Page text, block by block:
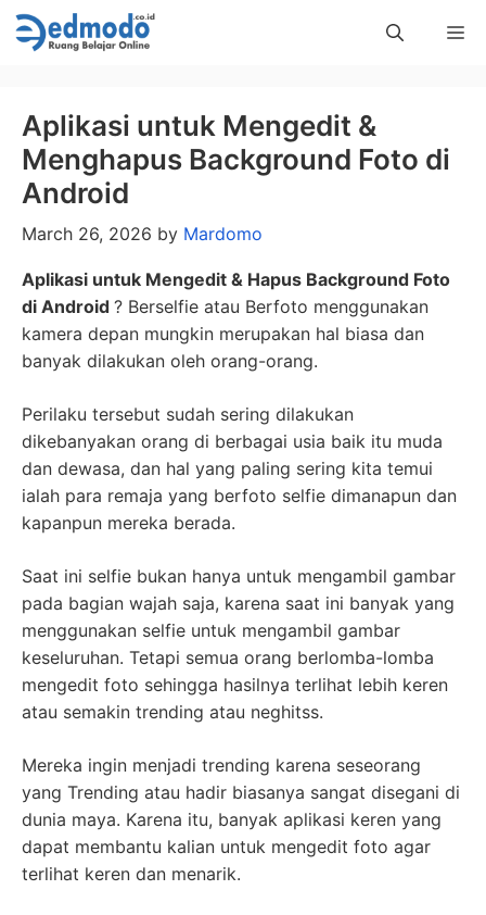
Skip
to
Aplikasi untuk Mengedit &
Menghapus Background Foto di
Android
March 26, 2026 by Mardomo
Aplikasi untuk Mengedit & Hapus Background Foto
di Android ? Berselfie atau Berfoto menggunakan
kamera depan mungkin merupakan hal biasa dan
banyak dilakukan oleh orang-orang.
Perilaku tersebut sudah sering dilakukan
dikebanyakan orang di berbagai usia baik itu muda
dan dewasa, dan hal yang paling sering kita temui
ialah para remaja yang berfoto selfie dimanapun dan
kapanpun mereka berada.
Saat ini selfie bukan hanya untuk mengambil gambar
pada bagian wajah saja, karena saat ini banyak yang
menggunakan selfie untuk mengambil gambar
keseluruhan. Tetapi semua orang berlomba-lomba
mengedit foto sehingga hasilnya terlihat lebih keren
atau semakin trending atau neghitss.
Mereka ingin menjadi trending karena seseorang
yang Trending atau hadir biasanya sangat disegani di
dunia maya. Karena itu, banyak aplikasi keren yang
dapat membantu kalian untuk mengedit foto agar
terlihat keren dan menarik.